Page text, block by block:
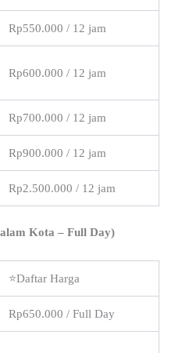
Rp550.000 / 12 jam
Rp600.000 / 12 jam
Rp700.000 / 12 jam
Rp900.000 / 12 jam
Rp2.500.000 / 12 jam
Kota – Full Day)
⭐Daftar Harga
Rp650.000 / Full Day